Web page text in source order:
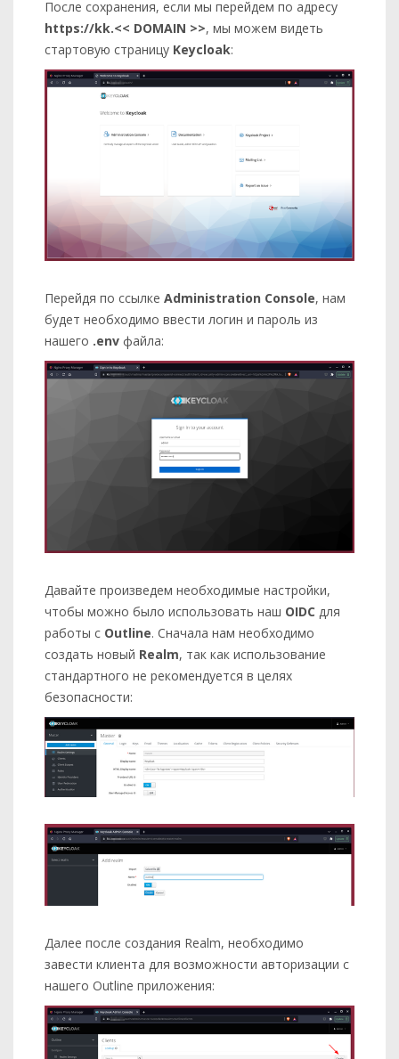
После сохранения, если мы перейдем по адресу
https://kk.<< DOMAIN >>, мы можем видеть
стартовую страницу Keycloak:
Перейдя по ссылке Administration Console, нам
будет необходимо ввести логин и пароль из
нашего .env файла:
Давайте произведем необходимые настройки,
чтобы можно было использовать наш OIDC для
работы с Outline. Сначала нам необходимо
создать новый Realm, так как использование
стандартного не рекомендуется в целях
безопасности:
Далее после создания Realm, необходимо
завести клиента для возможности авторизации с
нашего Outline приложения: